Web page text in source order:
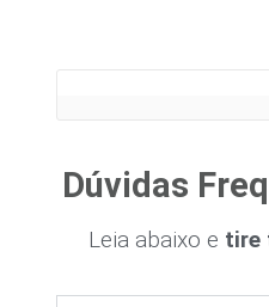
Dúvidas
Leia abaixo e tire